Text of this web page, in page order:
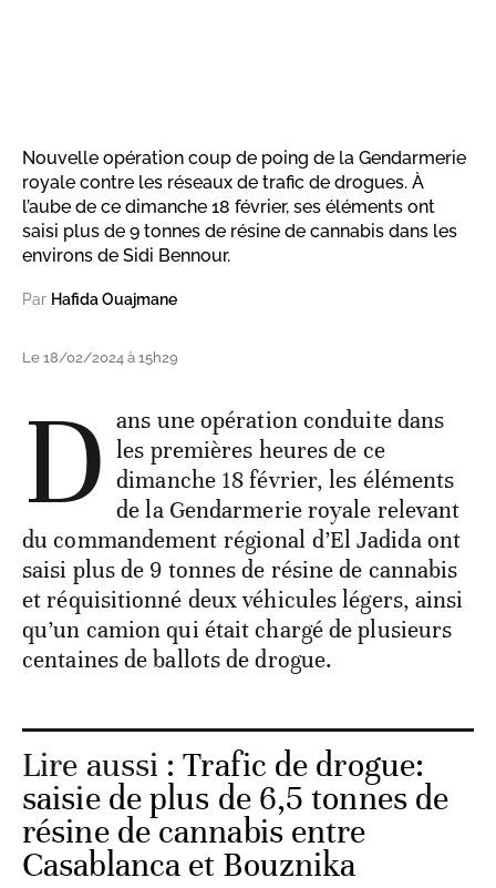
Nouvelle opération coup de poing de la Gendarmerie
royale contre les réseaux de trafic de drogues. À
l’aube de ce dimanche 18 février, ses éléments ont
saisi plus de 9 tonnes de résine de cannabis dans les
environs de Sidi Bennour.
Par Hafida Ouajmane
Le 18/02/2024 à 15h29
D ans une opération conduite dans
les premières heures de ce
dimanche 18 février, les éléments
de la Gendarmerie royale relevant
du commandement régional d’El Jadida ont
saisi plus de 9 tonnes de résine de cannabis
et réquisitionné deux véhicules légers, ainsi
qu’un camion qui était chargé de plusieurs
centaines de ballots de drogue.
Lire aussi :Trafic de drogue:
saisie de plus de 6,5 tonnes de
résine de cannabis entre
Casablanca et Bouznika